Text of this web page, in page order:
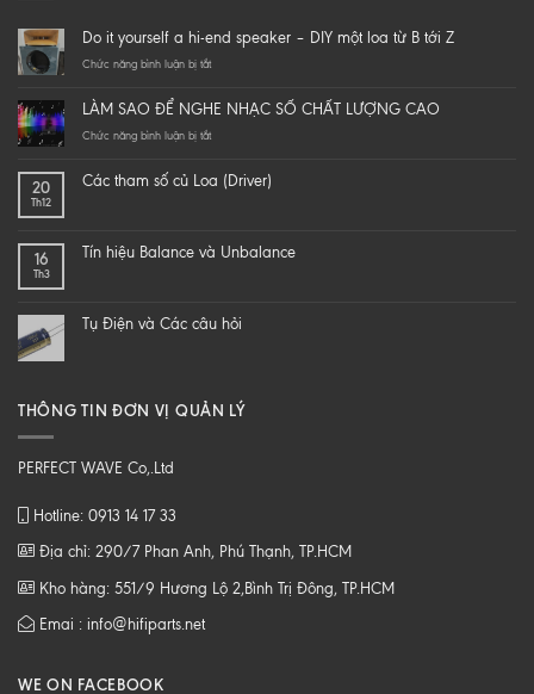
Do it yourself a hi-end speaker – DIY một loa từ B tới Z
Chức năng bình luận bị tắtở
yourself
a
speaker
loa
Z
LÀM SAO ĐỂ NGHE NHẠC SỐ CHẤT LƯỢNG CAO
Chức năng bình luận bị tắtở
ĐỂ
CHẤT
20
Th12
Các tham số củ Loa (Driver)
16
Th3
Tín hiệu Balance và Unbalance
Tụ Điện và Các câu hỏi
THÔNG TIN ĐƠN VỊ QUẢN LÝ
PERFECT WAVE Co,.Ltd
Hotline: 0913 14 17 33
Địa chỉ: 290/7 Phan Anh, Phú Thạnh, TP.HCM
Kho hàng: 551/9 Hương Lộ 2,Bình Trị Đông, TP.HCM
Emai : info@hifiparts.net
WE ON FACEBOOK